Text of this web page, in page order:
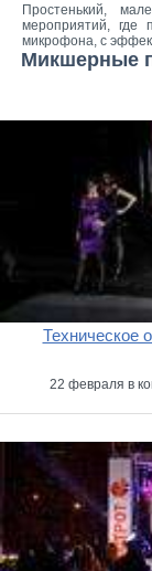
Простенький,
мероприятий, где
микрофона, с
Микшерные
Техническое
22 февраля в